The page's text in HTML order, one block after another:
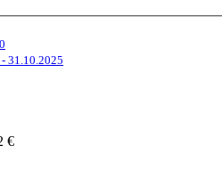
- 31.10.2025
€